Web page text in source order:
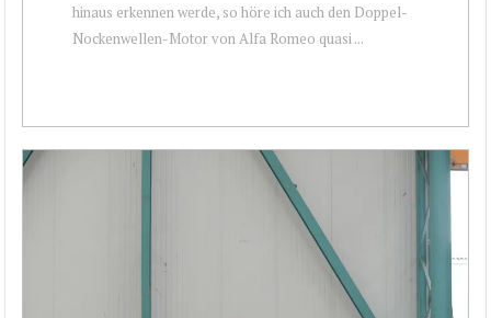
hinaus erkennen werde, so höre ich auch den Doppel-
Nockenwellen-Motor von Alfa Romeo quasi ...